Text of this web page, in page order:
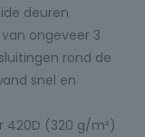
deuren
ongeveer 3
rond de
snel en
420D (320 g/m²)